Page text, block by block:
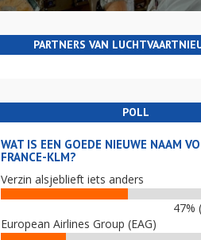
PARTNERS VAN
POLL
WAT IS EEN GOEDE NIEUWE NAAM
FRANCE-KLM?
Verzin alsjeblieft iets anders
47%
European Airlines Group (EAG)